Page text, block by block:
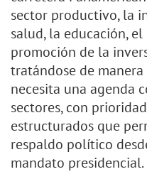
sector productivo, la
salud, la educación,
promoción de la
tratándose de
necesita una agenda
sectores, con
estructurados que
respaldo político
mandato presidencial.